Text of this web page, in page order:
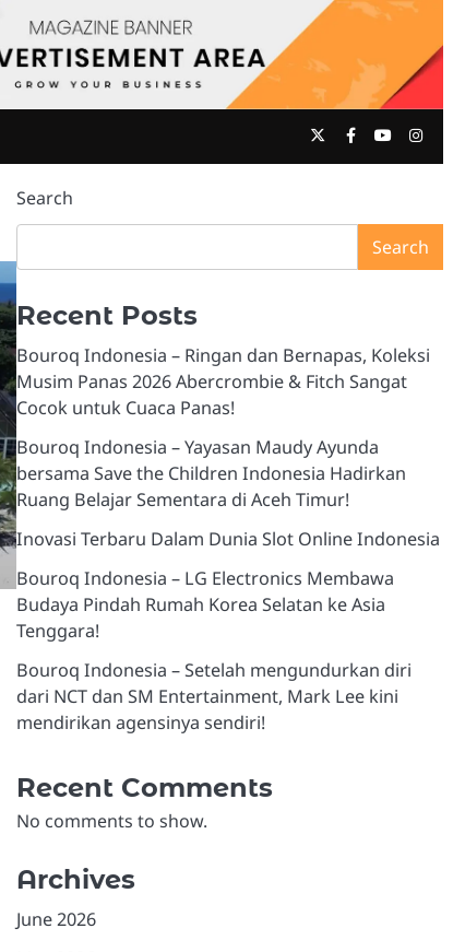
TwitterFacebook
Youtube
Search
Search
Recent Posts
Bouroq Indonesia – Ringan dan Bernapas, Koleksi
Musim Panas 2026 Abercrombie & Fitch Sangat
Cocok untuk Cuaca Panas!
Bouroq Indonesia – Yayasan Maudy Ayunda
bersama Save the Children Indonesia Hadirkan
Ruang Belajar Sementara di Aceh Timur!
Inovasi Terbaru Dalam Dunia Slot Online Indonesia
Bouroq Indonesia – LG Electronics Membawa
Budaya Pindah Rumah Korea Selatan ke Asia
Tenggara!
Bouroq Indonesia – Setelah mengundurkan diri
dari NCT dan SM Entertainment, Mark Lee kini
mendirikan agensinya sendiri!
Recent Comments
No comments to show.
Archives
June 2026